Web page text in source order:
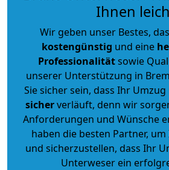
Ihnen
Wir geben unser Bestes,
kostengünstig und eine
Professionalitätsowie
unserer Unterstützung in
Sie sicher sein, dass Ihr Umzug
sicherverläuft, denn wir
Anforderungen und Wünsche
haben die besten Partner,
und sicherzustellen, dass Ihr
Unterweser ein